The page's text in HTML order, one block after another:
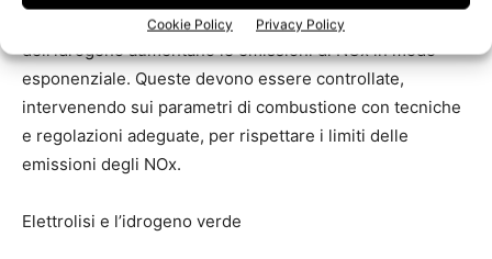
Cookie Policy Privacy Policy
Con l’innalzamento della temperatura di combustione
dell’idrogeno aumentano le emissioni di NOx in modo
esponenziale. Queste devono essere controllate,
intervenendo sui parametri di combustione con tecniche
e regolazioni adeguate, per rispettare i limiti delle
emissioni degli NOx.
Elettrolisi e l’idrogeno verde